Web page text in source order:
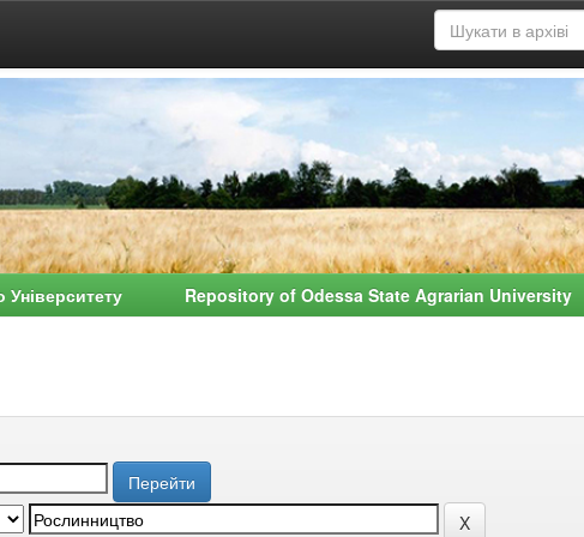
Університету Repository of Odessa State Agrarian